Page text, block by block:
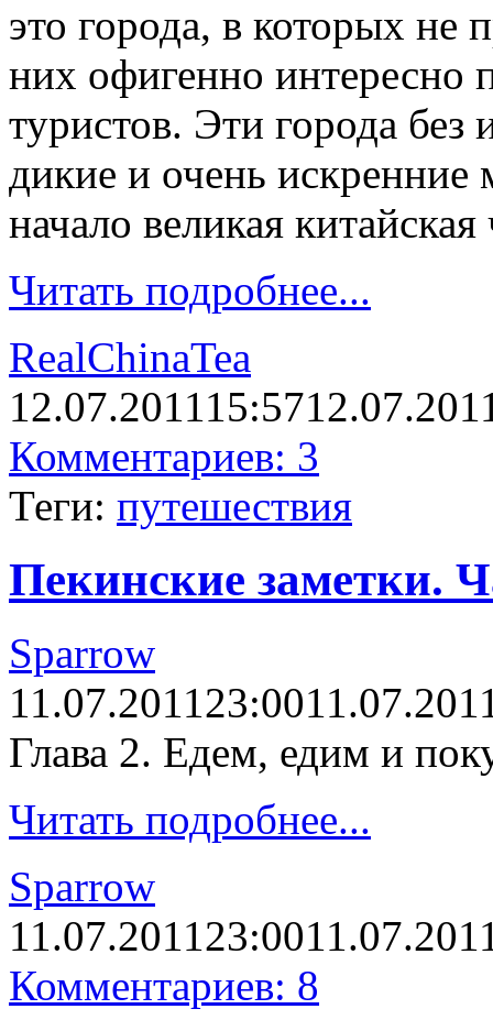
это города, в которых не
них офигенно интересно
туристов. Эти города
дикие и очень искренние
начало великая
Читать подробнее...
RealChinaTea
12.07.201115:57
Комментариев: 3
Теги: путешествия
Пекинские заметки.
Sparrow
11.07.201123:00
Глава 2. Едем, едим и
Читать подробнее...
Sparrow
11.07.201123:00
Комментариев: 8